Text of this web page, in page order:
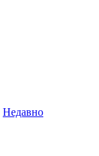
Недавно